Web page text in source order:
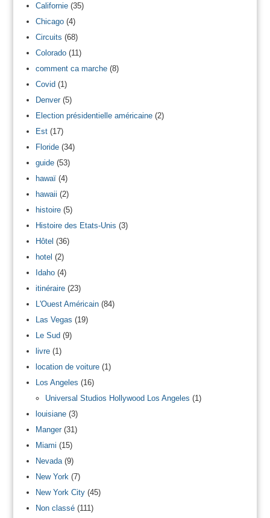
Californie(35)
Chicago(4)
Circuits (68)
Colorado(11)
comment ca marche(8)
Covid(1)
Denver(5)
Election présidentielle américaine(2)
Est(17)
Floride(34)
guide(53)
hawaï(4)
hawaii (2)
histoire(5)
Histoire des Etats-Unis (3)
Hôtel (36)
hotel (2)
Idaho(4)
itinéraire(23)
L'Ouest Américain(84)
Las Vegas (19)
Le Sud(9)
livre(1)
location de voiture(1)
Los Angeles (16)
Universal Studios Hollywood Los Angeles (1)
louisiane(3)
Manger(31)
Miami (15)
Nevada(9)
New York (7)
New York City(45)
Non classé(111)